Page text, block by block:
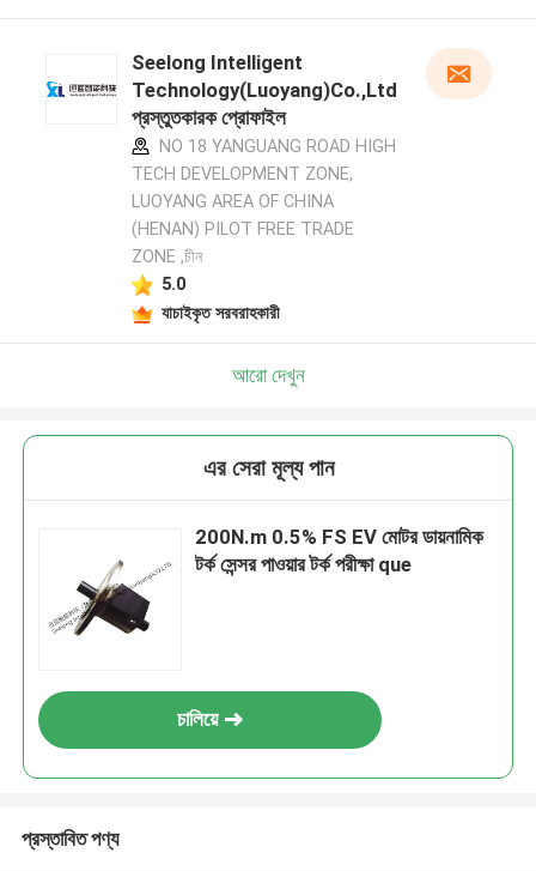
Seelong Intelligent
Technology(Luoyang)Co.,Ltd
প্রস্তুতকারক প্রোফাইল
NO 18 YANGUANG ROAD HIGH
TECH DEVELOPMENT ZONE,
LUOYANG AREA OF CHINA
(HENAN) PILOT FREE TRADE
ZONE ,চীন
5.0
যাচাইকৃত সরবরাহকারী
আরো দেখুন
এর সেরা মূল্য পান
200N.m 0.5% FS EV মোটর ডায়নামিক
টর্ক সেন্সর পাওয়ার টর্ক পরীক্ষা que
চালিয়ে
প্রস্তাবিত পণ্য